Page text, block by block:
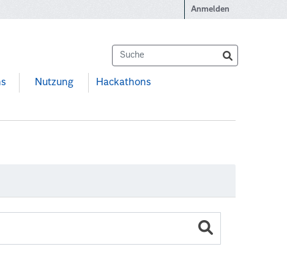
Anmelden
Nutzung Hackathons